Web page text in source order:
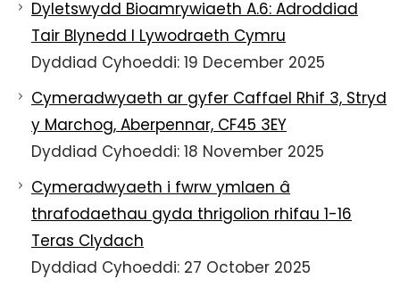
Dyletswydd Bioamrywiaeth A.6: Adroddiad
Tair Blynedd I Lywodraeth Cymru
Dyddiad Cyhoeddi: 19 December 2025
Cymeradwyaeth ar gyfer Caffael Rhif 3, Stryd
y Marchog, Aberpennar, CF45 3EY
Dyddiad Cyhoeddi: 18 November 2025
Cymeradwyaeth i fwrw ymlaen â
thrafodaethau gyda thrigolion rhifau 1-16
Teras Clydach
Dyddiad Cyhoeddi: 27 October 2025